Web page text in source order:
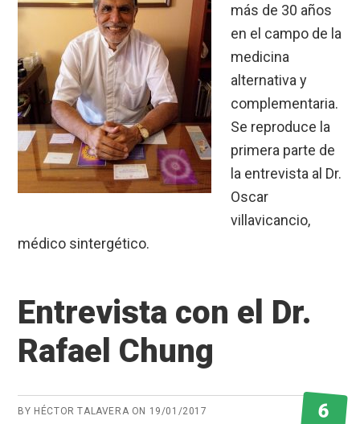
más de 30 años
en el campo de la
medicina
alternativa y
complementaria.
Se reproduce la
primera parte de
la entrevista al Dr.
Oscar
villavicancio,
médico sintergético.
Entrevista con el Dr.
Rafael Chung
BY HÉCTOR TALAVERA ON 19/01/2017 6